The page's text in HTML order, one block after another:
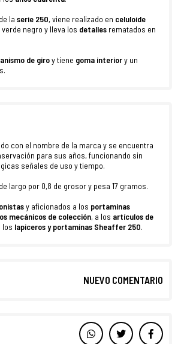
la serie 250, viene realizado en celuloide
verde negro y lleva los detalles rematados en
de giroy tiene goma interiory un
con el nombre de la marca y se encuentra
para sus años, funcionando sin
señales de uso y tiempo.
largo por 0,8 de grosor y pesa 17 gramos.
y aficionados a los portaminas
mecánicos de colección, a los artículos de
los lapiceros y portaminas Sheaffer 250.
NUEVO COMENTARIO